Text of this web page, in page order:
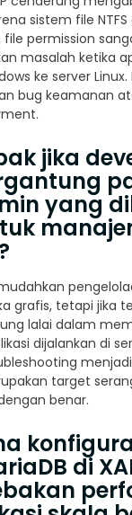
sistem file
file permission
masalah ketika
ke server
bug keamanan
jika
yang
grafis, tetapi jika
lalai dalam
dijalankan di
target
benar.
di